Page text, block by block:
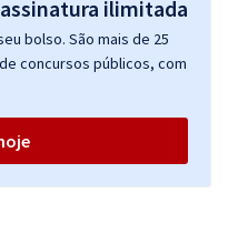
bolso. São mais de 25
concursos públicos, com